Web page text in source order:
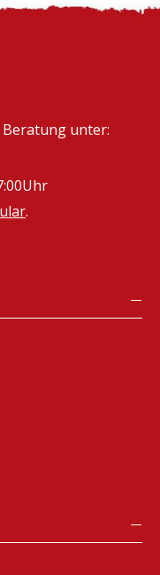
unter:
.